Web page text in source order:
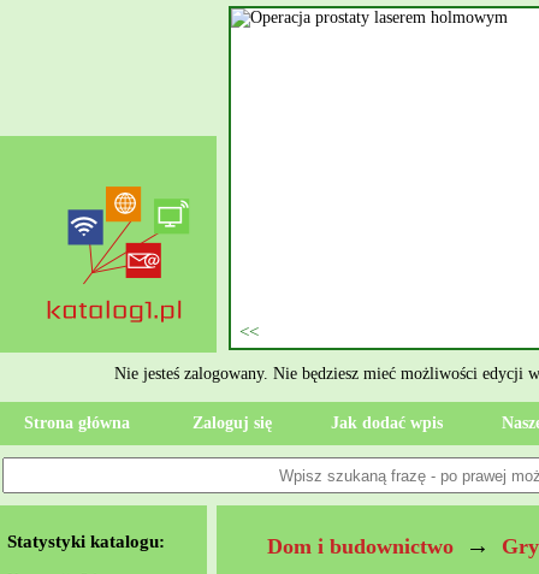
rzetelne układanie płytek
Rzeszów i dbamy o to,
gdy Twoja przestrzeń
przywracając ponownie
Nie jesteś zalogowany. Nie będziesz mieć możliwości edycji
Strona główna Zaloguj się Jak dodać wpis
Statystyki katalogu: Dom i budownictwo →